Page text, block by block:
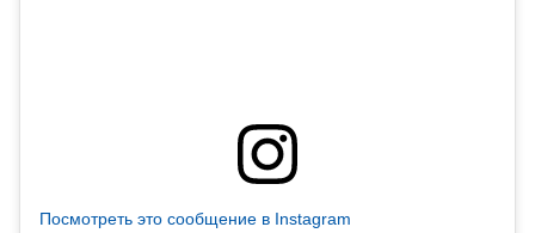
Посмотреть это сообщение в Instagram